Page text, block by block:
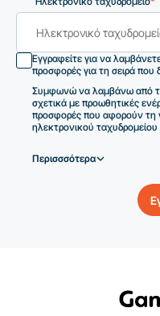
Εγγραφείτε για να
προσφορές για τη σειρά που
Συμφωνώ να λαμβάνω από
σχετικά με προωθητικές
προσφορές που αφορούν τη
ηλεκτρονικού
Περισσσότερα